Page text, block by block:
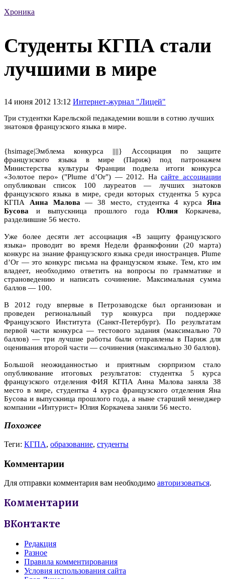
Хроника
Студенты КГПА стали
лучшими в мире
14 июня 2012 13:12 Интернет-журнал "Лицей"
Три студентки Карельской педакадемии вошли в сотню лучших
знатоков французского языка в мире.
{hsimage|Эмблема конкурса ||||} Ассоциация по защите
французского языка в мире (Париж) под патронажем
Министерства культуры Франции подвела итоги конкурса
«Золотое перо» ("Plume d’Or") — 2012. Насайте ассоциации
опубликован список 100 лауреатов — лучших знатоков
французского языка в мире, среди которых студентка 5 курса
КГПА Анна Малова — 38 место, студентка 4 курса Яна
Бусова и выпускница прошлого года Юлия Коркачева,
разделившие 56 место.
Уже более десяти лет ассоциация «В защиту французского
языка» проводит во время Недели франкофонии (20 марта)
конкурс на знание французского языка среди иностранцев. Plume
d’Or — это конкурс письма на французском языке. Тем, кто им
владеет, необходимо ответить на вопросы по грамматике и
страноведению и написать сочинение. Максимальная сумма
баллов — 100.
В 2012 году впервые в Петрозаводске был организован и
проведен региональный тур конкурса при поддержке
Французского Института (Санкт-Петербург). По результатам
первой части конкурса — тестового задания (максимально 70
баллов) — три лучшие работы были отправлены в Париж для
оценивания второй части — сочинения (максимально 30 баллов).
Большой неожиданностью и приятным сюрпризом стало
опубликование итоговых результатов: студентка 5 курса
французского отделения ФИЯ КГПА Анна Малова заняла 38
место в мире, студентка 4 курса французского отделения Яна
Бусова и выпускница прошлого года, а ныне старший менеджер
компании «Интурист» Юлия Коркачева заняли 56 место.
Похожее
Теги: КГПА, образование, студенты
Комментарии
Для отправки комментария вам необходимо авторизоваться.
Комментарии
ВКонтакте
Редакция
Разное
Правила комментирования
Условия использования сайта